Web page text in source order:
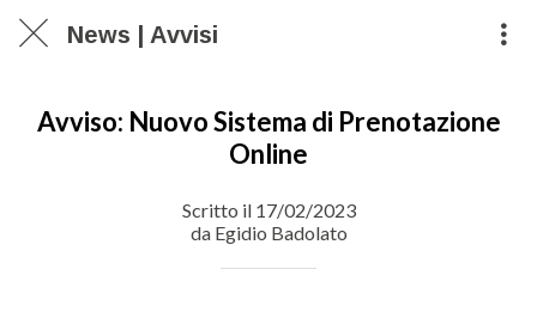
News | Avvisi
Avviso: Nuovo Sistema di Prenotazione
Online
Scritto il 17/02/2023
da Egidio Badolato